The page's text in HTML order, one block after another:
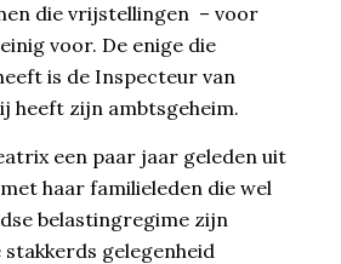
die vrijstellingen – voor
voor. De enige die
is de Inspecteur van
heeft zijn ambtsgeheim.
een paar jaar geleden uit
haar familieleden die wel
belastingregime zijn
gelegenheid